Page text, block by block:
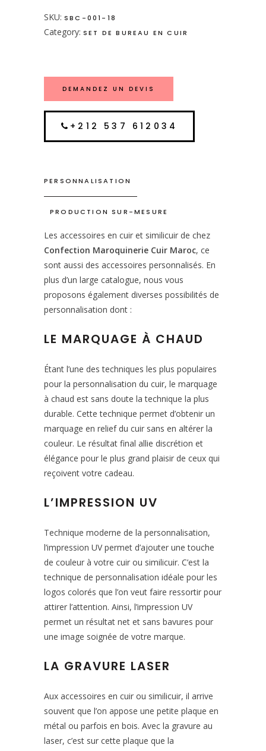
SKU: SBC-001-18
Category: SET DE BUREAU EN CUIR
DEMANDEZ UN DEVIS
+212 537 612034
PERSONNALISATION
PRODUCTION SUR-MESURE
Les accessoires en cuir et similicuir de chez
Confection Maroquinerie Cuir Maroc, ce
sont aussi des accessoires personnalisés. En
plus d’un large catalogue, nous vous
proposons également diverses possibilités de
personnalisation dont :
LE MARQUAGE À CHAUD
Étant l’une des techniques les plus populaires
pour la personnalisation du cuir, le marquage
à chaud est sans doute la technique la plus
durable. Cette technique permet d’obtenir un
marquage en relief du cuir sans en altérer la
couleur. Le résultat final allie discrétion et
élégance pour le plus grand plaisir de ceux qui
reçoivent votre cadeau.
L’IMPRESSION UV
Technique moderne de la personnalisation,
l’impression UV permet d’ajouter une touche
de couleur à votre cuir ou similicuir. C’est la
technique de personnalisation idéale pour les
logos colorés que l’on veut faire ressortir pour
attirer l’attention. Ainsi, l’impression UV
permet un résultat net et sans bavures pour
une image soignée de votre marque.
LA GRAVURE LASER
Aux accessoires en cuir ou similicuir, il arrive
souvent que l’on appose une petite plaque en
métal ou parfois en bois. Avec la gravure au
laser, c’est sur cette plaque que la